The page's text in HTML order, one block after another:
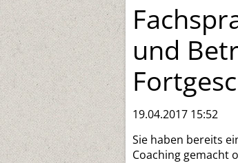
und
19.04.2017 15:52
Sie haben bereits
Coaching gemacht